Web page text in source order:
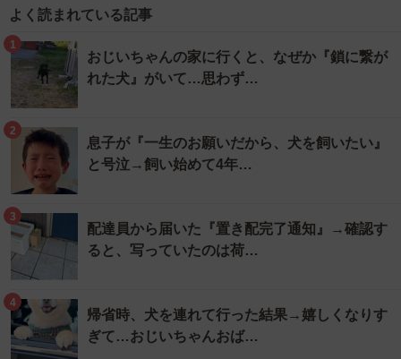
よく読まれている記事
1
おじいちゃんの家に行くと、なぜか『鎖に繋が
れた犬』がいて…思わず…
2
息子が『一生のお願いだから、犬を飼いたい』
と号泣→飼い始めて4年…
3
配達員から届いた『置き配完了通知』→確認す
ると、写っていたのは荷…
4
帰省時、犬を連れて行った結果→嬉しくなりす
ぎて…おじいちゃんおば…